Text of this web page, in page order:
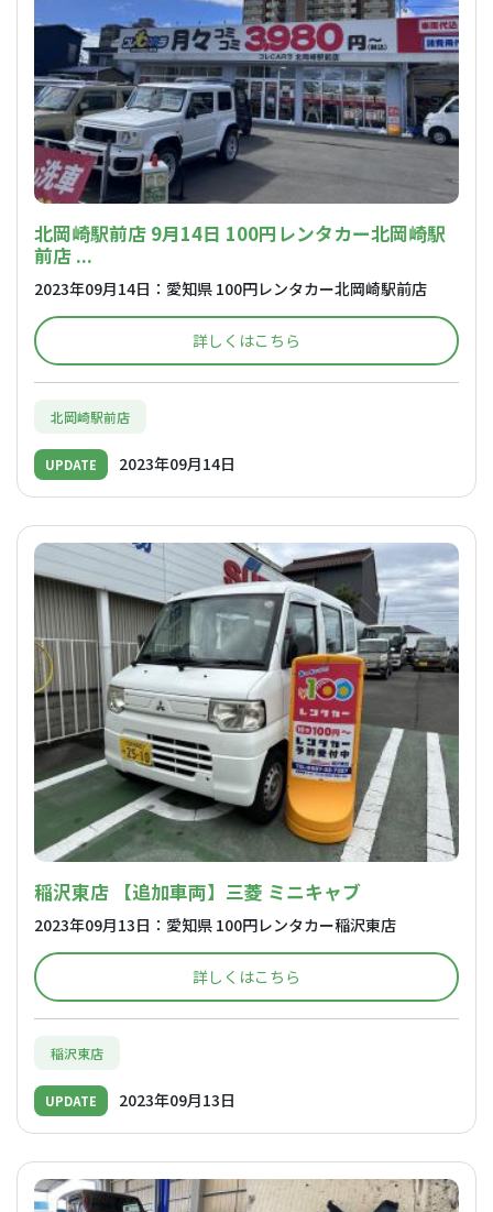
北岡崎駅前店 9月14日 100円レンタカー北岡崎駅
前店 ...
2023年09月14日：愛知県 100円レンタカー北岡崎駅前店
詳しくはこちら
北岡崎駅前店
UPDATE 2023年09月14日
稲沢東店 【追加車両】三菱 ミニキャブ
2023年09月13日：愛知県 100円レンタカー稲沢東店
詳しくはこちら
稲沢東店
UPDATE 2023年09月13日